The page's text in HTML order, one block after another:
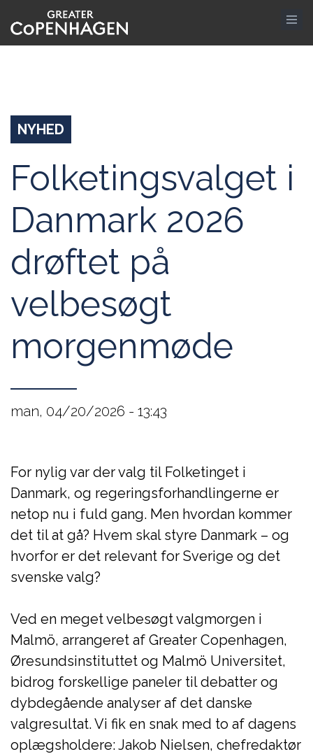
hovedindhold
NYHED
Folketingsvalget i
Danmark 2026
drøftet på
velbesøgt
morgenmøde
man, 04/20/2026 - 13:43
For nylig var der valg til Folketinget i
Danmark, og regeringsforhandlingerne er
netop nu i fuld gang. Men hvordan kommer
det til at gå? Hvem skal styre Danmark – og
hvorfor er det relevant for Sverige og det
svenske valg?
Ved en meget velbesøgt valgmorgen i
Malmö, arrangeret af Greater Copenhagen,
Øresundsinstituttet og Malmö Universitet,
bidrog forskellige paneler til debatter og
dybdegående analyser af det danske
valgresultat. Vi fik en snak med to af dagens
oplægsholdere: Jakob Nielsen, chefredaktør